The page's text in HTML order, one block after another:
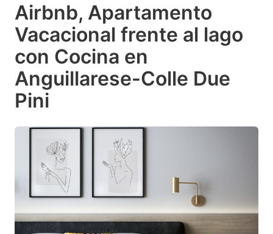
Airbnb, Apartamento
Vacacional frente al lago
con Cocina en
Anguillarese-Colle Due
Pini